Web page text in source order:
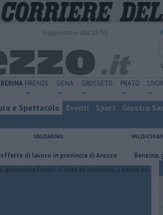
FIRENZE SIENA GROSSETO PRATO
e Spettacolo Eventi Sport Giostra
VALDARNO
lavoro in provincia di Arezzo ​Benzina,